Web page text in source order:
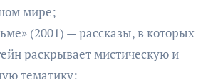
мире;
(2001) — рассказы, в которых
раскрывает мистическую и
тематику;